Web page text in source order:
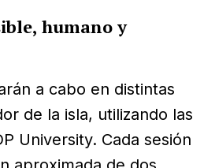
humano y
a cabo en distintas
de la isla, utilizando las
University. Cada sesión